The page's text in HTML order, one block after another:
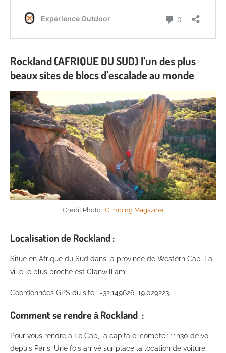
Rockland (AFRIQUE DU SUD) l’un des plus
beaux sites de blocs d’escalade au monde
Crédit Photo : Climbing Magazine
Localisation de Rockland :
Situé en Afrique du Sud dans la province de Western Cap. La
ville le plus proche est Clanwilliam.
Coordonnées GPS du site : -32.149626, 19.029223.
Comment se rendre à Rockland :
Pour vous rendre à Le Cap, la capitale, compter 11h30 de vol
depuis Paris. Une fois arrivé sur place la location de voiture